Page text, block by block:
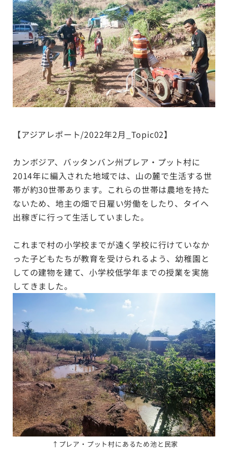
【アジアレポート/2022年2月_Topic02】
カンボジア、バッタンバン州プレア・プット村に
2014年に編入された地域では、山の麓で生活する世
帯が約30世帯あります。 これらの世帯は農地を持た
ないため、地主の畑で日雇い労働をしたり、タイへ
出稼ぎに行って生活していました。
これまで村の小学校までが遠く学校に行けていなか
った子どもたちが教育を受けられるよう、幼稚園と
しての建物を建て、小学校低学年までの授業を実施
してきました。
↑ プレア・プット村にあるため池と民家